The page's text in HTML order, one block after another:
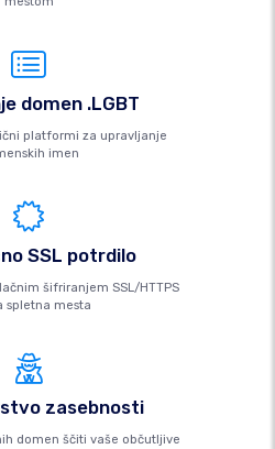
domen .LGBT
platformi za upravljanje
imen
SSL potrdilo
šifriranjem SSL/HTTPS
spletna mesta
zasebnosti
domen ščiti vaše občutljive